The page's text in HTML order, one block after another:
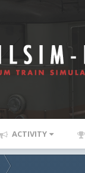
ACTIVITY